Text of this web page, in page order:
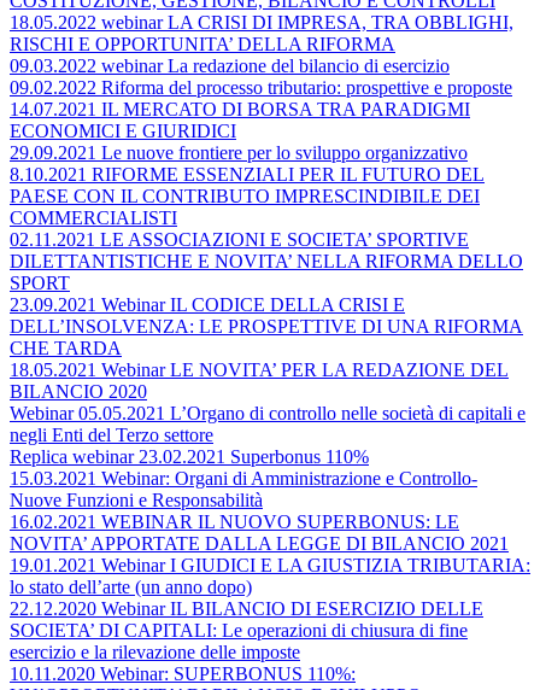
18.05.2022 webinar LA CRISI DI IMPRESA, TRA OBBLIGHI,
RISCHI E OPPORTUNITA’ DELLA RIFORMA
09.03.2022 webinar La redazione del bilancio di esercizio
09.02.2022 Riforma del processo tributario: prospettive e proposte
14.07.2021 IL MERCATO DI BORSA TRA PARADIGMI
ECONOMICI E GIURIDICI
29.09.2021 Le nuove frontiere per lo sviluppo organizzativo
8.10.2021 RIFORME ESSENZIALI PER IL FUTURO DEL
PAESE CON IL CONTRIBUTO IMPRESCINDIBILE DEI
COMMERCIALISTI
02.11.2021 LE ASSOCIAZIONI E SOCIETA’ SPORTIVE
DILETTANTISTICHE E NOVITA’ NELLA RIFORMA DELLO
SPORT
23.09.2021 Webinar IL CODICE DELLA CRISI E
DELL’INSOLVENZA: LE PROSPETTIVE DI UNA RIFORMA
CHE TARDA
18.05.2021 Webinar LE NOVITA’ PER LA REDAZIONE DEL
BILANCIO 2020
Webinar 05.05.2021 L’Organo di controllo nelle società di capitali e
negli Enti del Terzo settore
Replica webinar 23.02.2021 Superbonus 110%
15.03.2021 Webinar: Organi di Amministrazione e Controllo-
Nuove Funzioni e Responsabilità
16.02.2021 WEBINAR IL NUOVO SUPERBONUS: LE
NOVITA’ APPORTATE DALLA LEGGE DI BILANCIO 2021
19.01.2021 Webinar I GIUDICI E LA GIUSTIZIA TRIBUTARIA:
lo stato dell’arte (un anno dopo)
22.12.2020 Webinar IL BILANCIO DI ESERCIZIO DELLE
SOCIETA’ DI CAPITALI: Le operazioni di chiusura di fine
esercizio e la rilevazione delle imposte
10.11.2020 Webinar: SUPERBONUS 110%: